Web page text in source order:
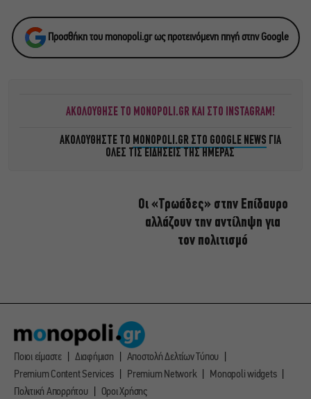
Προσθήκη του monopoli.gr ως προτεινόμενη πηγή στην Google
ΑΚΟΛΟΥΘΗΣΕ ΤΟ MONOPOLI.GR ΚΑΙ ΣΤΟ INSTAGRAM!
ΑΚΟΛΟΥΘΗΣΤΕ ΤΟ MONOPOLI.GR ΣΤΟ GOOGLE NEWS ΓΙΑ
ΟΛΕΣ ΤΙΣ ΕΙΔΗΣΕΙΣ ΤΗΣ ΗΜΕΡΑΣ
Οι «Τρωάδες» στην Επίδαυρο
αλλάζουν την αντίληψη για
τον πολιτισμό
Ποιοι είμαστε Διαφήμιση
Αποστολή Δελτίων Τύπου
Premium Content Services
Premium Network
Monopoli widgets
Πολιτική Απορρήτου
Οροι Χρήσης